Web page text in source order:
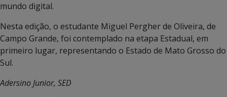
mundo digital.
Nesta edição, o estudante Miguel Pergher de Oliveira, de
Campo Grande, foi contemplado na etapa Estadual, em
primeiro lugar, representando o Estado de Mato Grosso do
Sul.
Adersino Junior, SED